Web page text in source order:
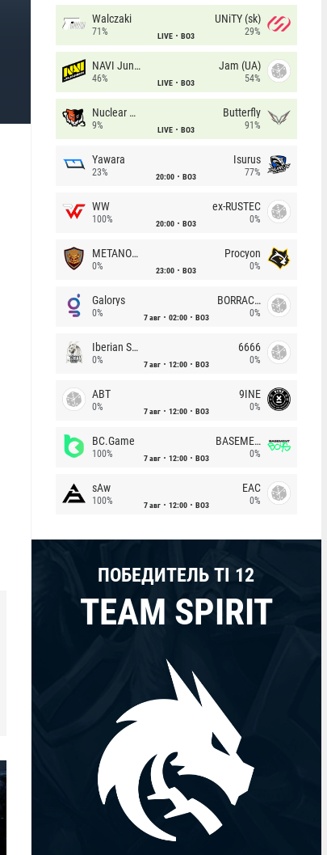
Walczaki
71% LIVE BO3
UNiTY (sk)
29%
NAVI Junior
46% LIVE BO3
Jam (UA)
54%
Nuclear TigeRES
9% LIVE BO3
Butterfly
91%
Yawara
23% 20:00 BO3
Isurus
77%
WW
100% 20:00 BO3
ex-RUSTEC
0%
METANOIA Wolves
0% 23:00 BO3
Procyon
0%
Galorys
0% 7 авг 02:00 BO3
BORRACHEIROS
0%
Iberian Soul
0% 7 авг 12:00 BO3
6666
0%
ABT
0% 7 авг 12:00 BO3
9INE
0%
BC.Game
100% 7 авг 12:00 BO3
BASEMENT BOYS
0%
sAw
100% 7 авг 12:00 BO3
EAC
0%
ПОБЕДИТЕЛЬ TI 12
TEAM SPIRIT